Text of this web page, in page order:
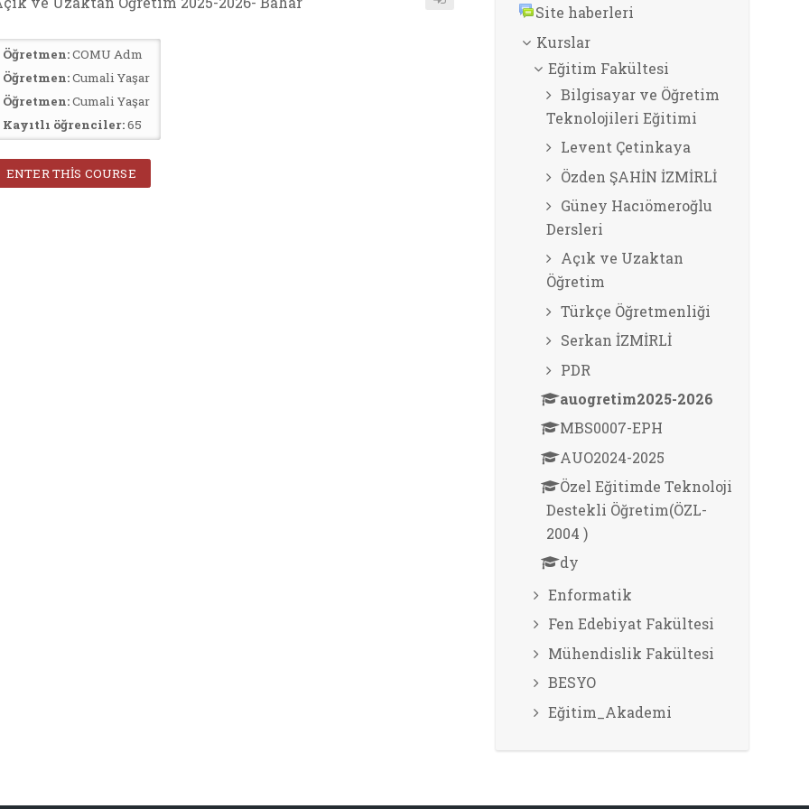
Öğretmen:COMU Adm
Öğretmen:Cumali Yaşar
Öğretmen:Cumali Yaşar
Kayıtlı öğrenciler:65
ENTER THIS COURSE
Site haberleri
Kurslar
Eğitim Fakültesi
Bilgisayar ve Öğretim
Teknolojileri Eğitimi
Levent Çetinkaya
Özden ŞAHİN İZMİRLİ
Güney Hacıömeroğlu
Dersleri
Açık ve Uzaktan
Öğretim
Türkçe Öğretmenliği
Serkan İZMİRLİ
PDR
auogretim2025-2026
MBS0007-EPH
AUO2024-2025
Özel Eğitimde Teknoloji
Destekli Öğretim(ÖZL-
2004 )
dy
Enformatik
Fen Edebiyat Fakültesi
Mühendislik Fakültesi
BESYO
Eğitim_Akademi